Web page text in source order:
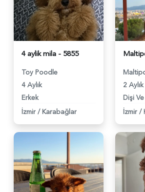
4 aylik mila - 5855
Toy Poodle
4 Aylık
Erkek
İzmir / Karabağlar
2 Aylık
Dişi
İzmir /